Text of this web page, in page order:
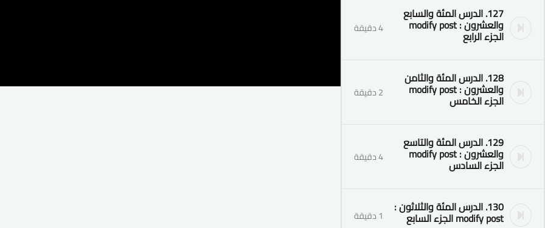
127. الدرس المئة والسابع
والعشرون : modify post
الجزء الرابع 4 دقيقة
128. الدرس المئة والثامن
والعشرون : modify post
الجزء الخامس 2 دقيقة
129. الدرس المئة والتاسع
والعشرون : modify post
الجزء السادس 4 دقيقة
130. الدرس المئة والثلاثون :
modify post الجزء السابع 1 دقيقة